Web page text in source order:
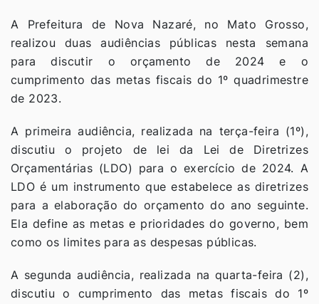
A Prefeitura de Nova Nazaré, no Mato Grosso,
realizou duas audiências públicas nesta semana
para discutir o orçamento de 2024 e o
cumprimento das metas fiscais do 1º quadrimestre
de 2023.
A primeira audiência, realizada na terça-feira (1º),
discutiu o projeto de lei da Lei de Diretrizes
Orçamentárias (LDO) para o exercício de 2024. A
LDO é um instrumento que estabelece as diretrizes
para a elaboração do orçamento do ano seguinte.
Ela define as metas e prioridades do governo, bem
como os limites para as despesas públicas.
A segunda audiência, realizada na quarta-feira (2),
discutiu o cumprimento das metas fiscais do 1º